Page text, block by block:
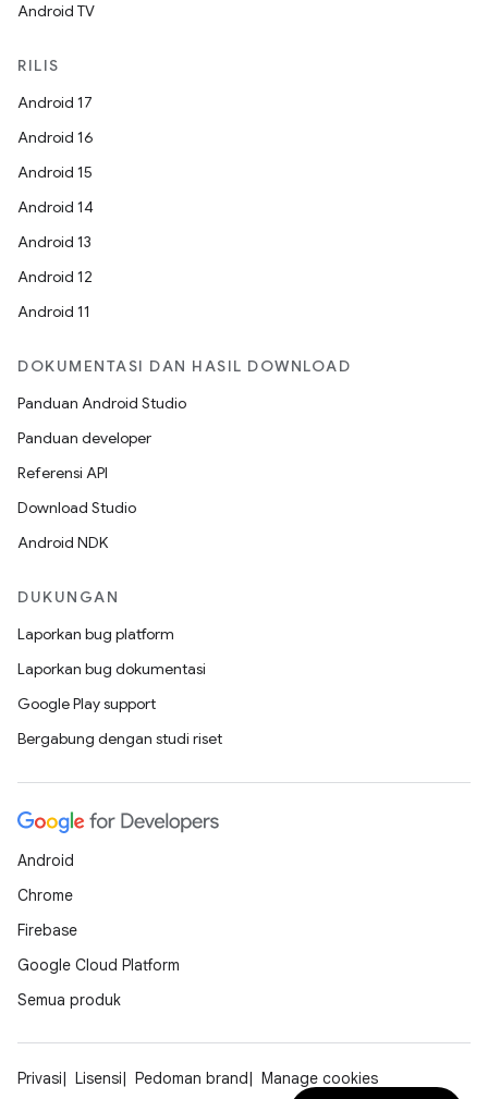
Android TV
RILIS
Android 17
Android 16
Android 15
Android 14
Android 13
Android 12
Android 11
DOKUMENTASI DAN HASIL DOWNLOAD
Panduan Android Studio
Panduan developer
Referensi API
Download Studio
Android NDK
DUKUNGAN
Laporkan bug platform
Laporkan bug dokumentasi
Google Play support
Bergabung dengan studi riset
Android
Chrome
Firebase
Google Cloud Platform
Semua produk
Privasi Lisensi Pedoman brand Manage cookies